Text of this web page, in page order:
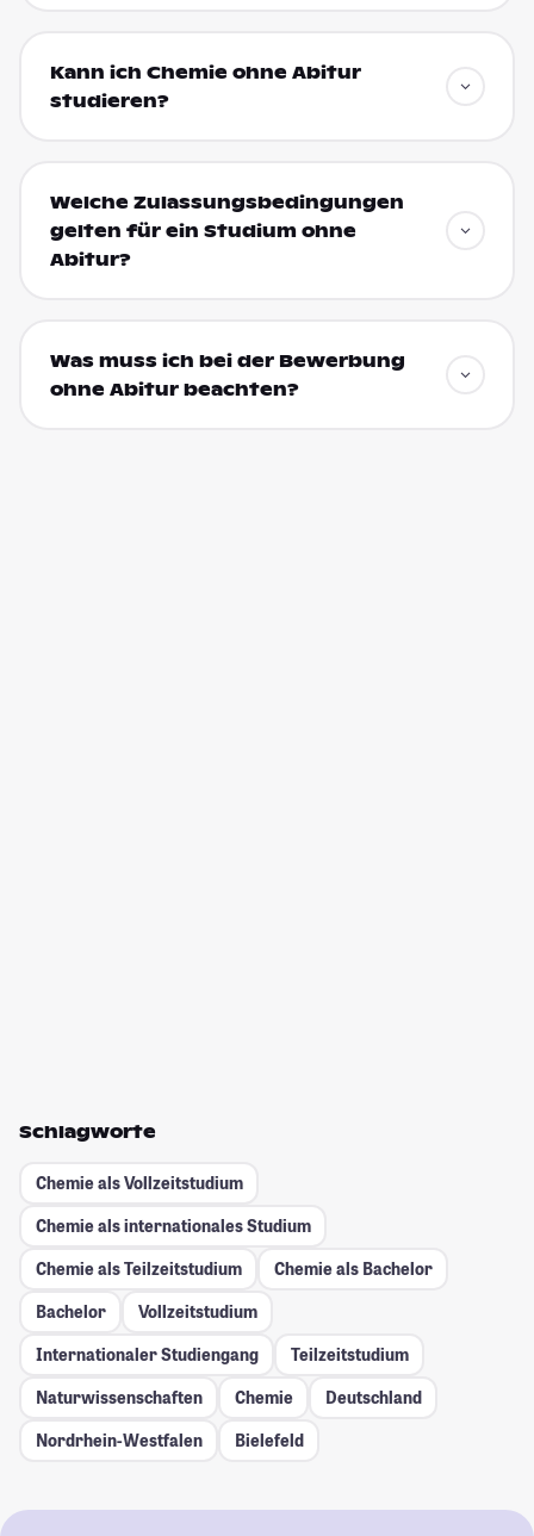
Kann ich Chemie ohne Abitur
studieren?
Welche Zulassungsbedingungen
gelten für ein Studium ohne
Abitur?
Was muss ich bei der Bewerbung
ohne Abitur beachten?
Schlagworte
Chemie als Vollzeitstudium
Chemie als internationales Studium
Chemie als Teilzeitstudium
Chemie als Bachelor
Bachelor
Vollzeitstudium
Internationaler Studiengang
Teilzeitstudium
Naturwissenschaften
Chemie
Deutschland
Nordrhein-Westfalen
Bielefeld